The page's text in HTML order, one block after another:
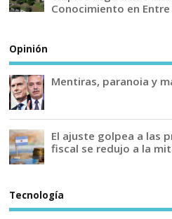
Conocimiento en Entre
Opinión
Mentiras, paranoia y
El ajuste golpea a las
fiscal se redujo a la
Tecnología